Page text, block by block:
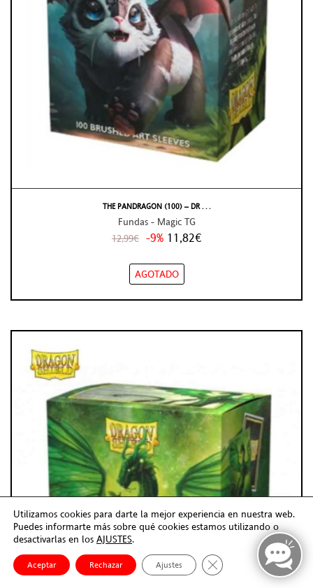
THE PANDRAGON (100) – DR . . .
Fundas - Magic TG
12,99€ -9% 11,82€
AGOTADO
Utilizamos cookies para darte la mejor experiencia en nuestra web.
Puedes informarte más sobre qué cookies estamos utilizando o
desactivarlas en los AJUSTES.
Aceptar Rechazar Ajustes Cerrar el banner de